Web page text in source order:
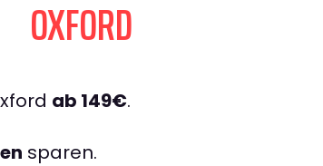
OXFORD
ab 149€.
sparen.